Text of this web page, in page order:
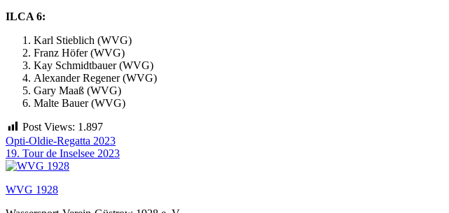
ILCA 6:
Karl Stieblich (WVG)
Franz Höfer (WVG)
Kay Schmidtbauer (WVG)
Alexander Regener (WVG)
Gary Maaß (WVG)
Malte Bauer (WVG)
Post Views: 1.897
Beitragsnavigation
Opti-Oldie-Regatta 2023
19. Tour de Inselsee 2023
WVG 1928